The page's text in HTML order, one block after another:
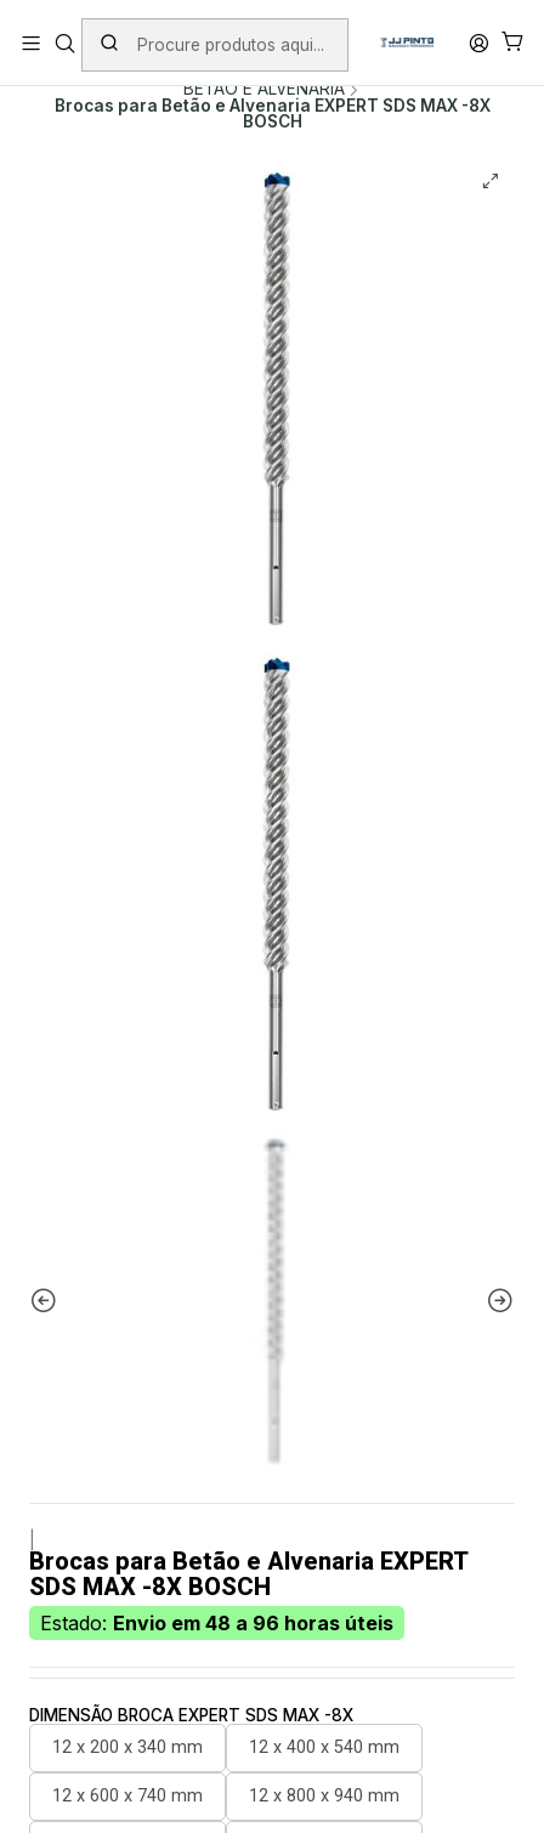
PORTES INCLUÍDOS EM ENCOMENDAS +75€ (excepto ilhas)
Início PRODUTOS ACESSÓRIOS
BETÃO E ALVENARIA
Brocas para Betão e Alvenaria EXPERT SDS MAX -8X
BOSCH
Brocas para Betão e Alvenaria EXPERT
SDS MAX -8X BOSCH
Estado: Envio em 48 a 96 horas úteis
DIMENSÃO BROCA EXPERT SDS MAX -8X
12 x 200 x 340 mm 12 x 400 x 540 mm
12 x 600 x 740 mm 12 x 800 x 940 mm